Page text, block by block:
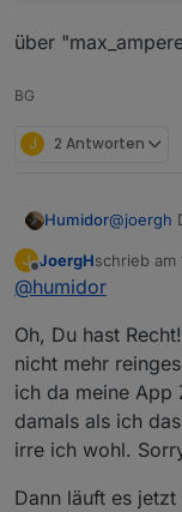
über
BG
J 2 Antworten
Humidor@joergh
verstehe
dh du
J
Offline
JoergHschrieb am
zuletzt
@humidor
Oh, Du hast
nicht mehr
ich da meine App
damals als ich
irre ich wohl.
Dann läuft es